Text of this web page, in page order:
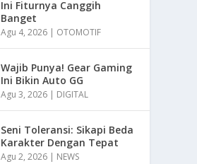
Ini Fiturnya Canggih
Banget
Agu 4, 2026 | OTOMOTIF
Wajib Punya! Gear Gaming
Ini Bikin Auto GG
Agu 3, 2026 | DIGITAL
Seni Toleransi: Sikapi Beda
Karakter Dengan Tepat
Agu 2, 2026 | NEWS